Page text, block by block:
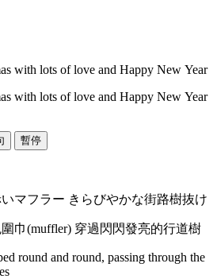
with lots of love and Happy New Year
with lots of love and Happy New Year
暫停
マフラー きらびやかな街路樹抜け
巾(muffler) 穿過閃閃發亮的行道樹
round and round, passing through the